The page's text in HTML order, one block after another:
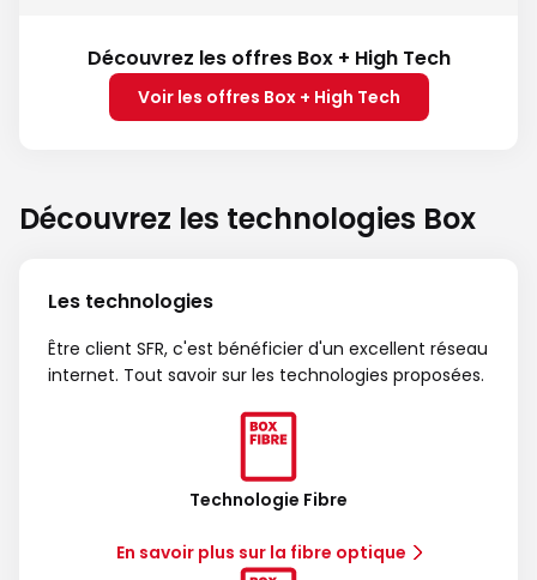
Découvrez les offres Box + High Tech
Voir les offres Box + High Tech
Découvrez les technologies Box
Les technologies
Être client SFR, c'est bénéficier d'un excellent réseau
internet. Tout savoir sur les technologies proposées.
Technologie Fibre
En savoir plus sur la fibre optique